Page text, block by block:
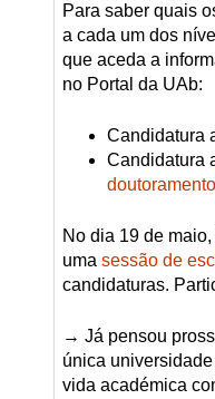
Para saber quais
a cada um dos
que aceda a
no Portal da UAb:
Candidatura
Candidatura
doutoramento
No dia 19 de
uma sessão de
candidaturas.
→ Já pensou
única
vida académica